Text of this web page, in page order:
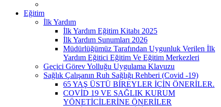
Eğitim
İlk Yardım
İlk Yardım Eğitim Kitabı 2025
İlk Yardım Sunumları 2026
Müdürlüğümüz Tarafından Uygunluk Verilen İlk
Yardım Eğitici Eğitim Ve Eğitim Merkezleri
Geçici Görev Yolluğu Uygulama Klavuzu
Sağlık Çalışanın Ruh Sağlığı Rehberi (Covid -19)
65 YAŞ ÜSTÜ BİREYLER İÇİN ÖNERİLER.
COVİD 19 VE SAĞLIK KURUM
YÖNETİCİLERİNE ÖNERİLER